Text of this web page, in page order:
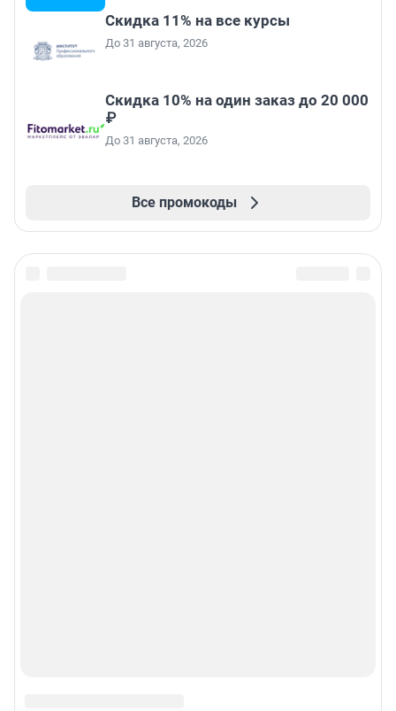
Скидка 11% на все курсы
До 31 августа, 2026
Скидка 10% на один заказ до 20 000
₽
До 31 августа, 2026
Все промокоды